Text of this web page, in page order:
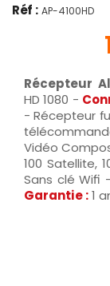
Réf : AP-4100HD
Récepteur
HD 1080 -
- Récepteur
Vidéo
100 Satellite,
Sans clé Wifi
Garantie :1